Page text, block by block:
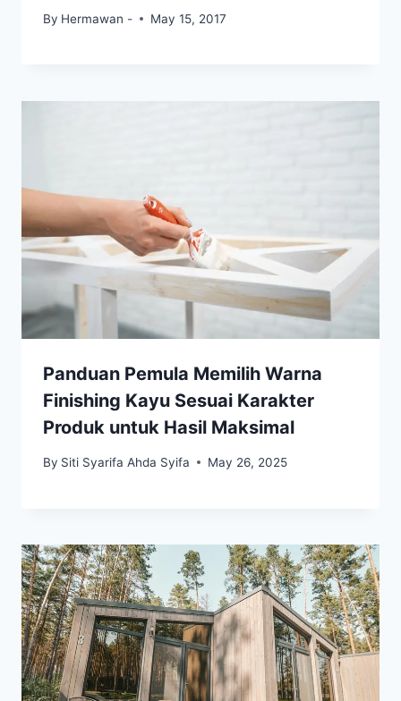
By Hermawan - May 15, 2017
Panduan Pemula Memilih Warna
Finishing Kayu Sesuai Karakter
Produk untuk Hasil Maksimal
By Siti Syarifa Ahda Syifa May 26, 2025